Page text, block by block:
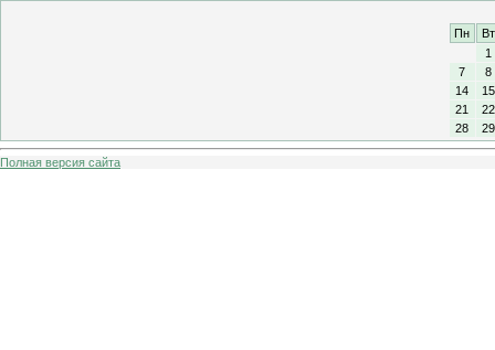
Пн
Вт
1
7
8
14
15
21
22
28
29
Полная версия сайта